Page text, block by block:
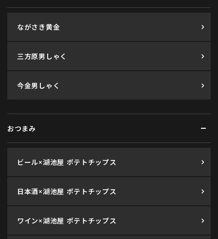
ながさき黄金
三方原男しゃく
今金男しゃく
おつまみ
ビール×湖池屋 ポテトチップス
日本酒×湖池屋 ポテトチップス
ワイン×湖池屋 ポテトチップス